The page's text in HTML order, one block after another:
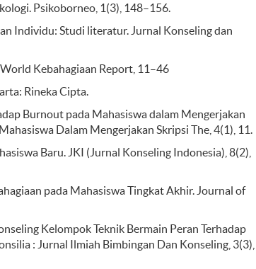
Psikoborneo, 1(3), 148–156.
Individu: Studi literatur. Jurnal Konseling dan
World Kebahagiaan Report, 11–46
Rineka Cipta.
Burnout pada Mahasiswa dalam Mengerjakan
Dalam Mengerjakan Skripsi The, 4(1), 11.
Baru. JKI (Jurnal Konseling Indonesia), 8(2),
pada Mahasiswa Tingkat Akhir. Journal of
Kelompok Teknik Bermain Peran Terhadap
: Jurnal Ilmiah Bimbingan Dan Konseling, 3(3),